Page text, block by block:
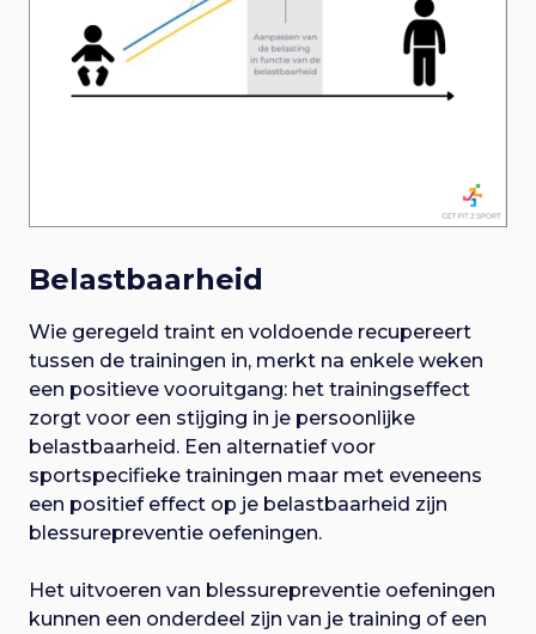
Belastbaarheid
Wie geregeld traint en voldoende recupereert
tussen de trainingen in, merkt na enkele weken
een positieve vooruitgang: het trainingseffect
zorgt voor een stijging in je persoonlijke
belastbaarheid. Een alternatief voor
sportspecifieke trainingen maar met eveneens
een positief effect op je belastbaarheid zijn
blessurepreventie oefeningen.
Het uitvoeren van blessurepreventie oefeningen
kunnen een onderdeel zijn van je training of een